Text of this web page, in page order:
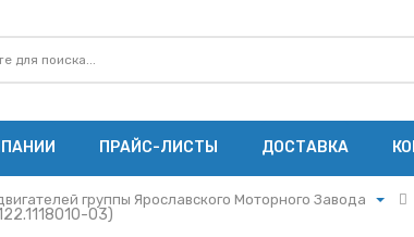
ПРАЙС-ЛИСТЫ ДОСТАВКА
группы Ярославского Моторного Завода
автомобильного завода
03)